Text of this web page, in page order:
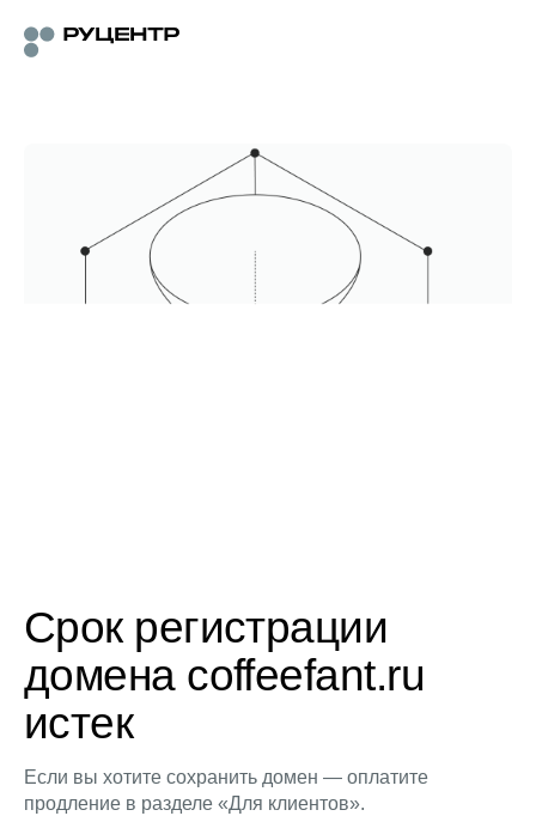
Срок регистрации
домена coffeefant.ru
истек
Если вы хотите сохранить домен — оплатите
продление в разделе «Для клиентов».